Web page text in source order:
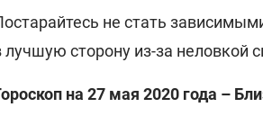
не стать
лучшую сторону из-за неловкой
на 27 мая 2020 года –